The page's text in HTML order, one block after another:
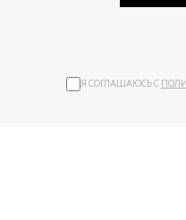
Я СОГЛАШАЮСЬ С